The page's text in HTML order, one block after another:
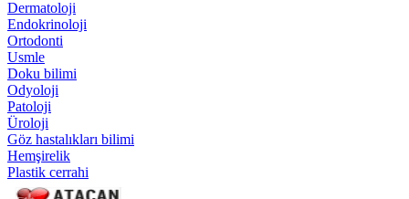
Dermatoloji
Endokrinoloji
Ortodonti
Usmle
Doku bilimi
Odyoloji
Patoloji
Üroloji
Göz hastalıkları bilimi
Hemşirelik
Plastik cerrahi